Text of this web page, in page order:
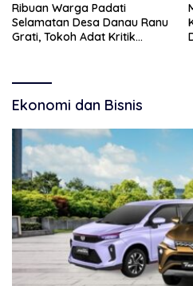
Ribuan Warga Padati
Selamatan Desa Danau Ranu
Grati, Tokoh Adat Kritik
Ekonomi dan Bisnis